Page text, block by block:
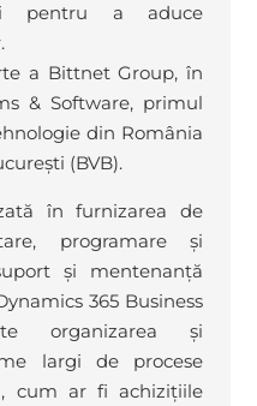
pentru a aduce
a Bittnet Group, în
& Software, primul
din România
(BVB).
în furnizarea de
programare și
și mentenanță
365 Business
organizarea și
largi de procese
cum ar fi achizițiile